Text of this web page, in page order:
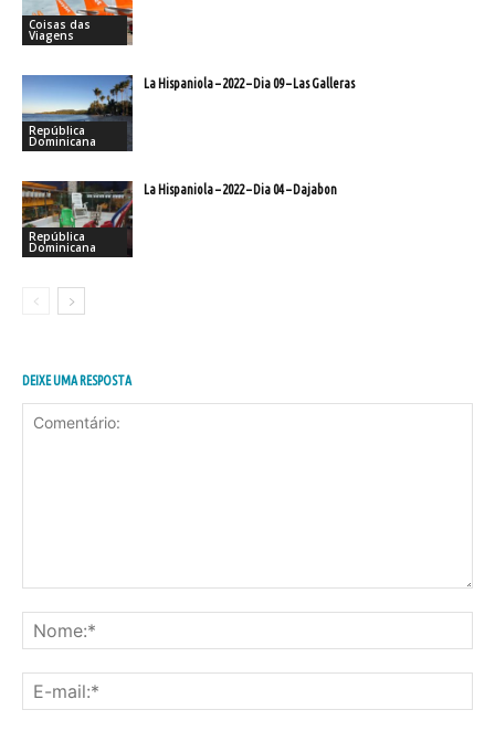
Coisas das
Viagens
República
Dominicana
La Hispaniola – 2022 – Dia 09 – Las Galleras
República
Dominicana
La Hispaniola – 2022 – Dia 04 – Dajabon
DEIXE UMA RESPOSTA